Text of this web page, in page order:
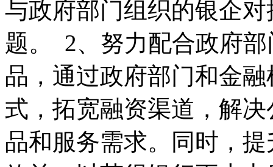
与政府部门组织的银企
题。 2、努力配合政府
品，通过政府部门和金
式，拓宽融资渠道，解
品和服务需求。同时，